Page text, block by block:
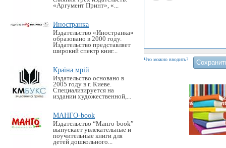
«Аргумент Принт», «...
Иностранка
Издательство «Иностранка»
образовано в 2000 году.
Издательство представляет
широкий спектр книг...
Країна мрій
Издательство основано в
2005 году в г. Киеве.
Специализируется на
издании художественной,...
МАНГО-book
Издательство “Манго-book”
выпускает увлекательные и
поучительные книги для
детей дошкольного...
Что можно вводить?